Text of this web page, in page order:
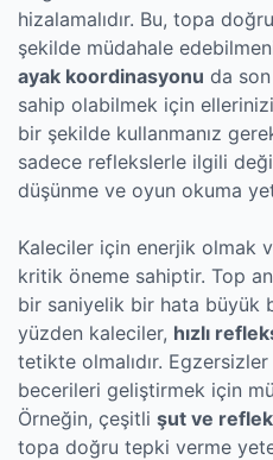
hizalamalıdır. Bu, topa
şekilde müdahale
ayak koordinasyonu da
sahip olabilmek için
bir şekilde kullanmanız
sadece reflekslerle ilgili
düşünme ve oyun okuma
Kaleciler için enerjik olmak
kritik öneme sahiptir. Top
bir saniyelik bir hata büyük
yüzden kaleciler, hızlı
tetikte olmalıdır.
becerileri geliştirmek için
Örneğin, çeşitli şut ve
topa doğru tepki verme